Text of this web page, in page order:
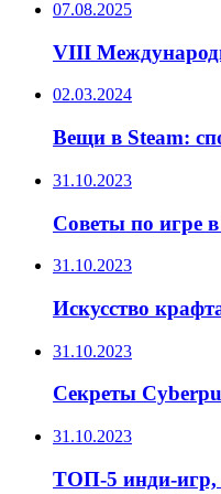
07.08.2025
VIII
02.03.2024
Вещи в Steam:
31.10.2023
Советы по игре
31.10.2023
Искусство
31.10.2023
Секреты
31.10.2023
ТОП-5 инди-игр,